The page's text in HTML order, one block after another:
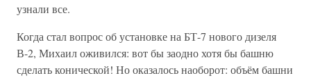
узнали все.
Когда стал вопрос об установке на БТ-7 нового дизеля
В-2, Михаил оживился: вот бы заодно хотя бы башню
сделать конической! Но оказалось наоборот: объём башни